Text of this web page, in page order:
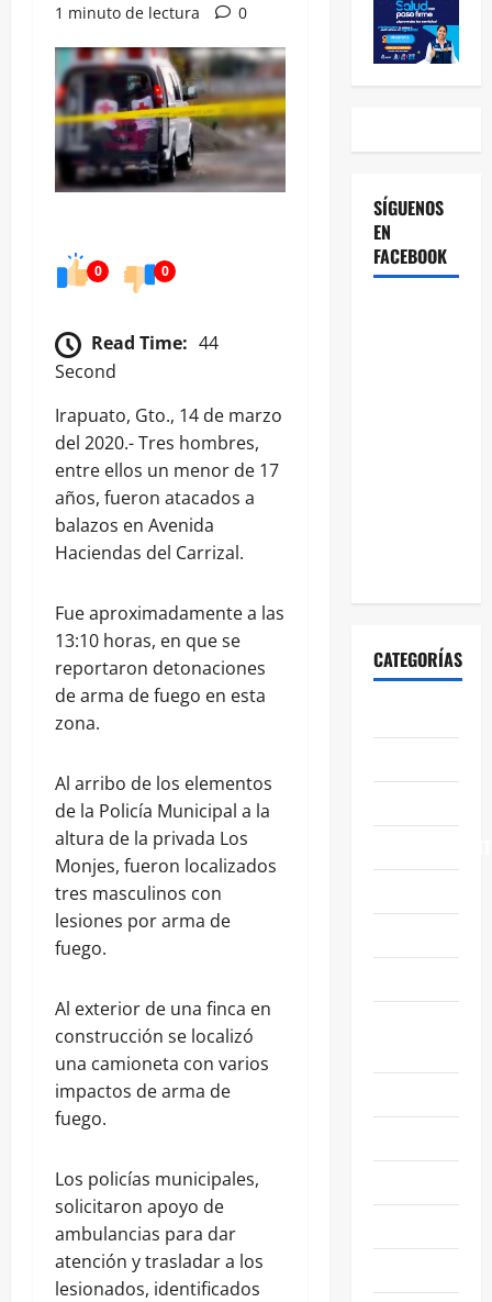
1 minuto de lectura
0
0 0
Read Time: 44
Second
Irapuato, Gto., 14 de marzo
del 2020.- Tres hombres,
entre ellos un menor de 17
años, fueron atacados a
balazos en Avenida
Haciendas del Carrizal.
Fue aproximadamente a las
13:10 horas, en que se
reportaron detonaciones
de arma de fuego en esta
zona.
Al arribo de los elementos
de la Policía Municipal a la
altura de la privada Los
Monjes, fueron localizados
tres masculinos con
lesiones por arma de
fuego.
Al exterior de una finca en
construcción se localizó
una camioneta con varios
impactos de arma de
fuego.
Los policías municipales,
solicitaron apoyo de
ambulancias para dar
atención y trasladar a los
lesionados, identificados
SÍGUENOS
EN
FACEBOOK
CATEGORÍAS